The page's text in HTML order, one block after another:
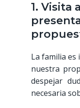
1. Visita
La familia es
nuestra
despejar
necesaria